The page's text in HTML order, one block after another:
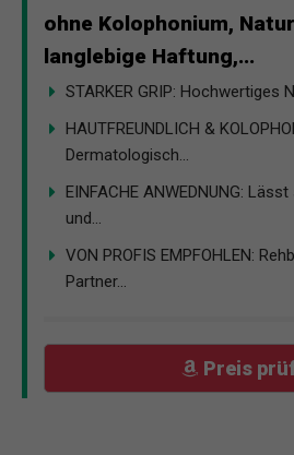
ohne Kolophonium,
langlebige Haftung,...
STARKER GRIP: Hochwertiges
HAUTFREUNDLICH &
Dermatologisch...
EINFACHE ANWEDNUNG:
und...
VON PROFIS EMPFOHLEN:
Partner...
Preis